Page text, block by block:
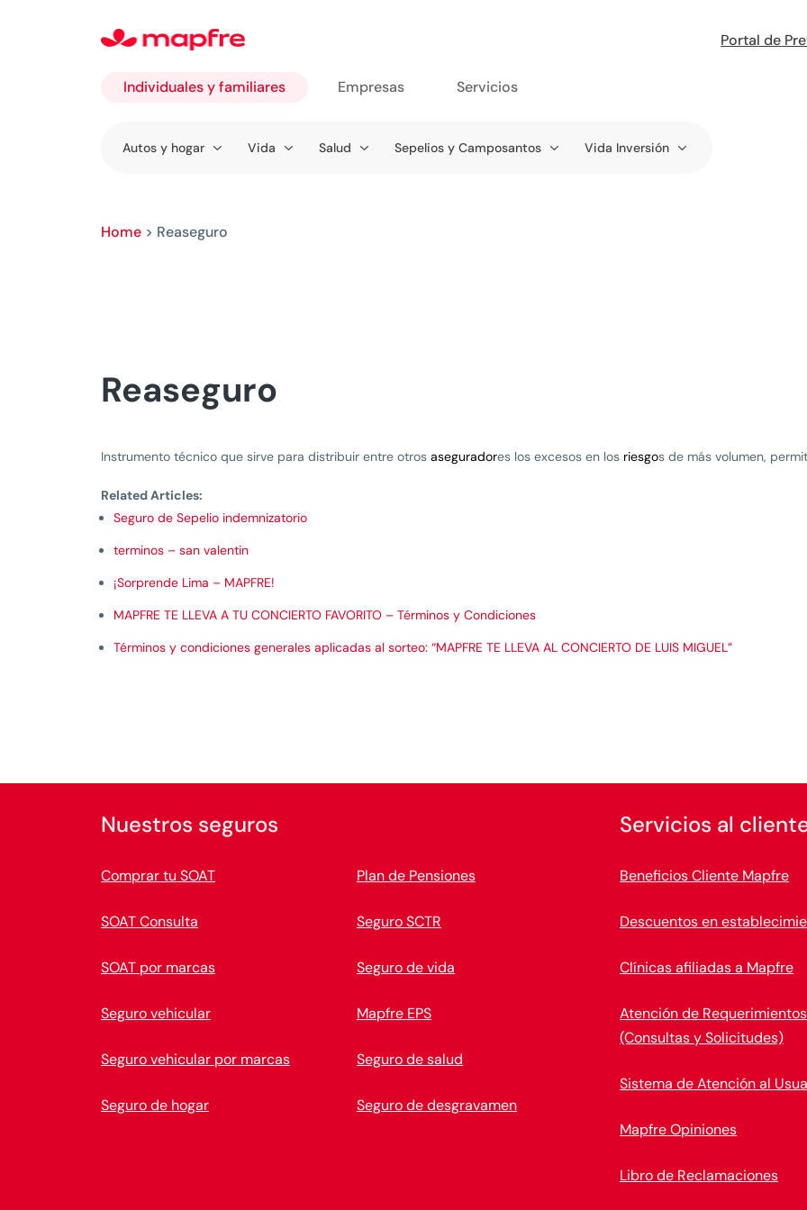
Portal de
Individuales y familiares
Ir a
Autos y hogar Vida Salud Sepelios y Camposantos Vida Inversión
Empresas Servicios
Home > Reaseguro
Reaseguro
Instrumento técnico que sirve para distribuir entre otros aseguradores los excesos en los riesgos de más volumen,
Related Articles:
Seguro de Sepelio indemnizatorio
terminos – san valentin
¡Sorprende Lima – MAPFRE!
MAPFRE TE LLEVA A TU CONCIERTO FAVORITO – Términos y Condiciones
Términos y condiciones generales aplicadas al sorteo: “MAPFRE TE LLEVA AL CONCIERTO DE LUIS MIGUEL”
Nuestros seguros
Comprar tu SOAT
SOAT Consulta
SOAT por marcas
Seguro vehicular
Seguro vehicular por marcas
Seguro de hogar
Plan de Pensiones
Seguro SCTR
Seguro de vida
Mapfre EPS
Seguro de salud
Seguro de desgravamen
Servicios al
Beneficios Cliente Mapfre
Descuentos en
Clínicas afiliadas a Mapfre
Atención de Requerimientos
(Consultas y Solicitudes)
Sistema de Atención al
Mapfre Opiniones
Libro de Reclamaciones